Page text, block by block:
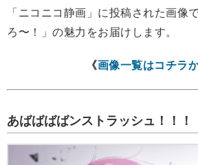
「ニコニコ静画」に投稿された画像
ろ〜！」の魅力をお届けします。
《画像一覧はコチラ
あばばばばンストラッシュ！！！